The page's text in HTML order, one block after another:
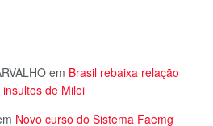
em Brasil rebaixa relação
de Milei
Novo curso do Sistema Faemg